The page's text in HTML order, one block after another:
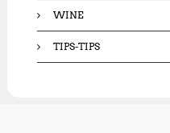
WINE
TIPS-TIPS